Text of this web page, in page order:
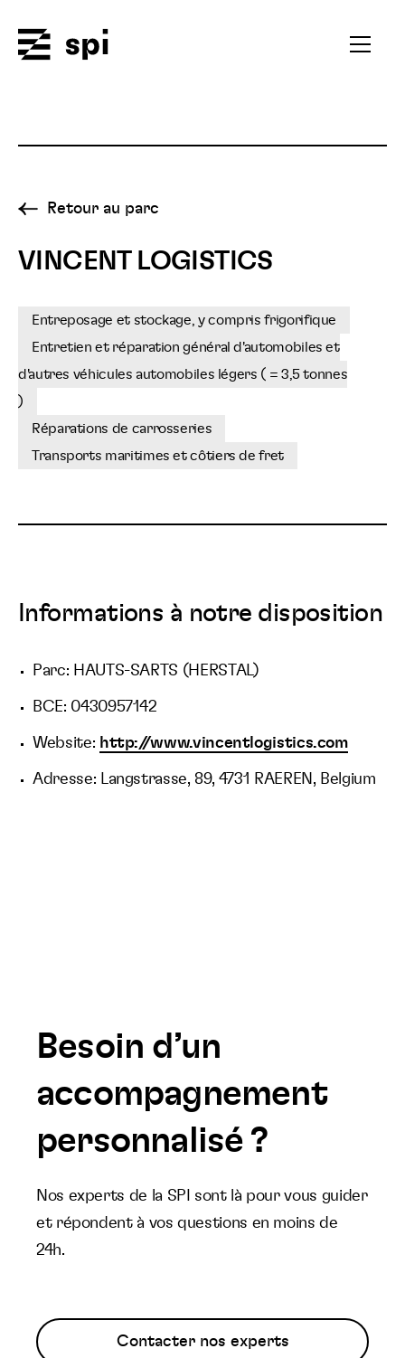
Ouvrir
Retour au parc
VINCENT LOGISTICS
Entreposage et stockage, y compris frigorifique
Entretien et réparation général d'automobiles et
d'autres véhicules automobiles légers ( = 3,5 tonnes
)
Réparations de carrosseries
Transports maritimes et côtiers de fret
Informations à notre disposition
Parc: HAUTS-SARTS (HERSTAL)
BCE: 0430957142
Website: http://www.vincentlogistics.com
Adresse: Langstrasse, 89, 4731 RAEREN, Belgium
Besoin d’un
accompagnement
personnalisé ?
Nos experts de la SPI sont là pour vous guider
et répondent à vos questions en moins de
24h.
Contacter nos experts